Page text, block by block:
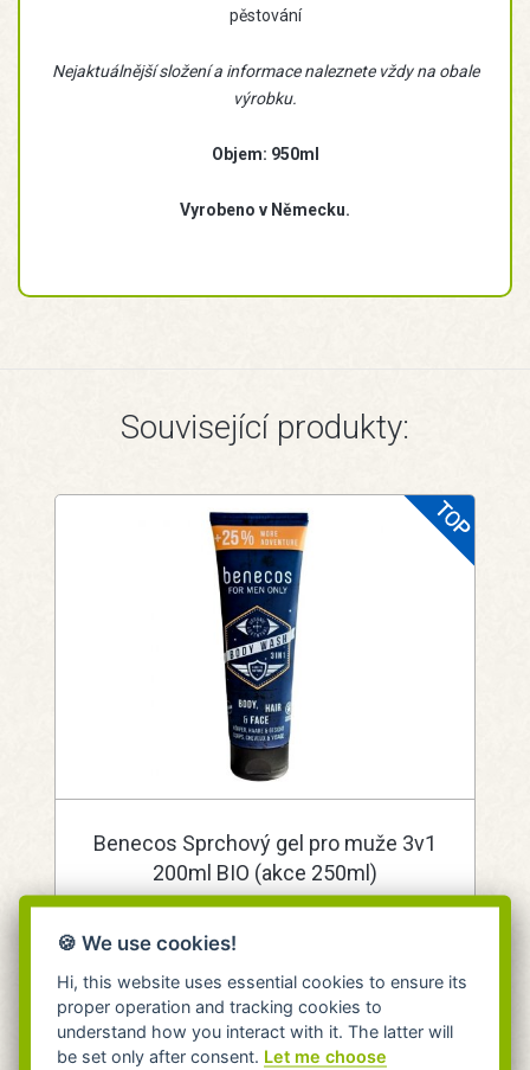
pěstování
Nejaktuálnější složení a informace naleznete vždy na obale
výrobku.
Objem: 950ml
Vyrobeno v Německu.
Související produkty:
Benecos Sprchový gel pro muže 3v1
200ml BIO (akce 250ml)
Benecos
Na tělo, vlasy i obličej AKCE +25%
Expedujeme do 24 hodin.
Do 24h na pobočce Praha.
🍪 We use cookies!
Hi, this website uses essential cookies to ensure its
proper operation and tracking cookies to
understand how you interact with it. The latter will
be set only after consent. Let me choose